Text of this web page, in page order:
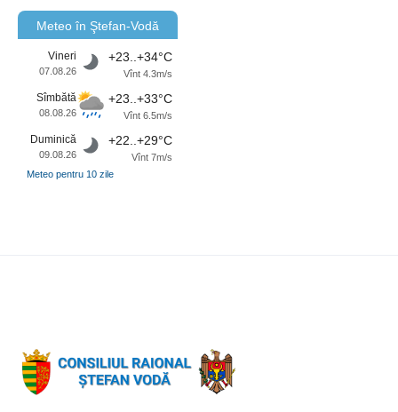
Meteo în Ştefan-Vodă
Vineri
07.08.26
+23..+34°C
Vînt 4.3m/s
Sîmbătă
08.08.26
+23..+33°C
Vînt 6.5m/s
Duminică
09.08.26
+22..+29°C
Vînt 7m/s
Meteo pentru 10 zile